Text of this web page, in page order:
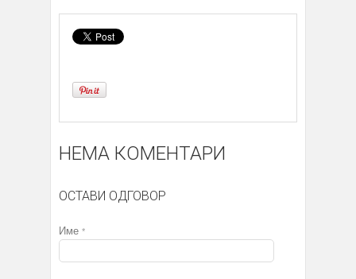
НЕМА КОМЕНТАРИ
ОСТАВИ ОДГОВОР
Име *